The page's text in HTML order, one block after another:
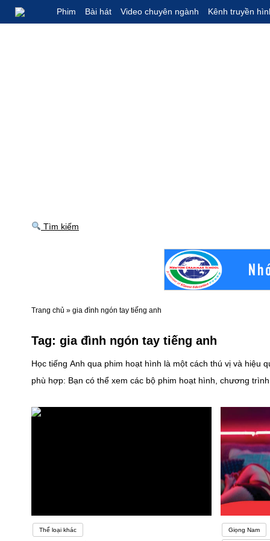
Phim Bài hát Video chuyên ngành Kênh truyền
Tìm kiếm
Trang chủ » gia đình ngón tay tiếng anh
Tag: gia đình ngón tay tiếng anh
Học tiếng Anh qua phim hoạt hình là một cách thú vị và hiệu
phù hợp: Bạn có thể xem các bộ phim hoạt hình, chương
diễn đạt của người nói. Chú ý đến cách họ phát âm từng từ
chú chúng lại. Sau đó, tìm hiểu nghĩa và cách sử dụng của
hiểu nghĩa từ vựng mà không cần phụ đề.Nhớ rằng việc
hoạt hình hay để học tiếng Anh, dưới đây là một số gợi ý:1.
Một bộ phim về cuộc phiêu lưu của cô gái Moana trên biển
hoạt hình kinh điển về cuộc phiêu lưu của Simba⁵.5.
lớp 9, bạn có thể thực hiện các bước sau:1. Lập kế hoạch và
quen. 2. Tận dụng các nguồn tài nguyên tiếng Anh trực tuyến:- Sử dụng sách giáo trình, ứng dụng học tiếng Anh, video học qua phim hoặc các tài liệu trực tuyến phù hợp với trình độ của bạn. 3.
Thể loại khác Giọng Nam